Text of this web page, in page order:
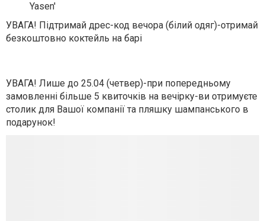
Yasen'
УВАГА! Підтримай дрес-код вечора (білий одяг)-отримай
безкоштовно коктейль на барі
УВАГА! Лише до 25.04 (четвер)-при попередньому
замовленні більше 5 квиточків на вечірку-ви отримуєте
столик для Вашої компанії та пляшку шампанського в
подарунок!